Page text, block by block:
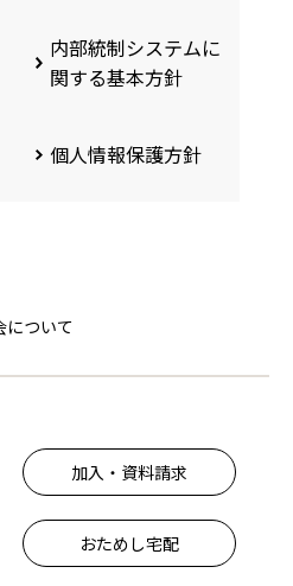
内部統制システムに
関する基本方針
個人情報保護方針
について
加入・資料請求
おためし宅配